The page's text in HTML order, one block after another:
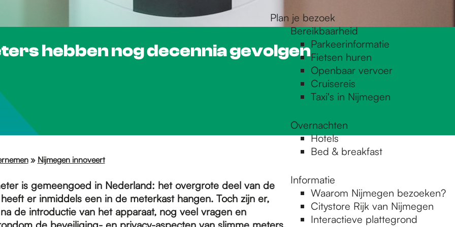
Plan je bezoek
Bereikbaarheid
Parkeerinformatie
Fietsen huren
Openbaar vervoer
Cruisereis
Taxi's in Nijmegen
Overnachten
Hotels
Bed & breakfast
Informatie
Waarom Nijmegen bezoeken?
Citystore Rijk van Nijmegen
Interactieve plattegrond
hebben nog decennia gevolgen
» Nijmegen innoveert
is gemeengoed in Nederland: het overgrote deel van de
er inmiddels een in de meterkast hangen. Toch zijn er,
de introductie van het apparaat, nog veel vragen en